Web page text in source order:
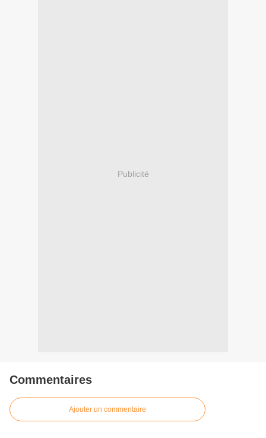
Publicité
Commentaires
Ajouter un commentaire